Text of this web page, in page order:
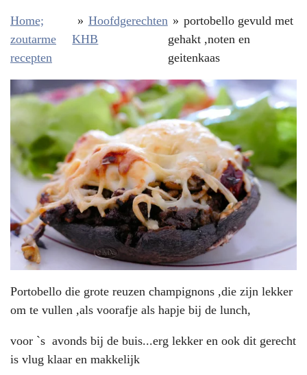
Home;
zoutarme
recepten
» Hoofdgerechten
KHB
» portobello gevuld met
gehakt ,noten en
geitenkaas
Portobello die grote reuzen champignons ,die zijn lekker
om te vullen ,als voorafje als hapje bij de lunch,
voor `s avonds bij de buis...erg lekker en ook dit gerecht
is vlug klaar en makkelijk